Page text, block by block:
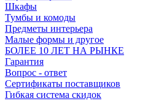
Шкафы
Тумбы и комоды
Предметы интерьера
Малые формы и другое
БОЛЕЕ 10 ЛЕТ НА РЫНКЕ
Гарантия
Вопрос - ответ
Сертификаты поставщиков
Гибкая система скидок